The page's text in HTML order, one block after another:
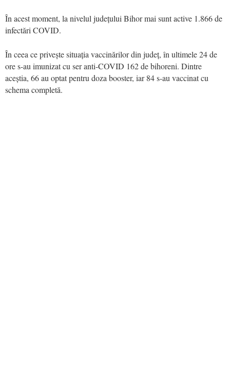
În acest moment, la nivelul județului Bihor mai sunt active 1.866 de
infectări COVID.
În ceea ce privește situația vaccinărilor din județ, în ultimele 24 de
ore s-au imunizat cu ser anti-COVID 162 de bihoreni. Dintre
aceștia, 66 au optat pentru doza booster, iar 84 s-au vaccinat cu
schema completă.